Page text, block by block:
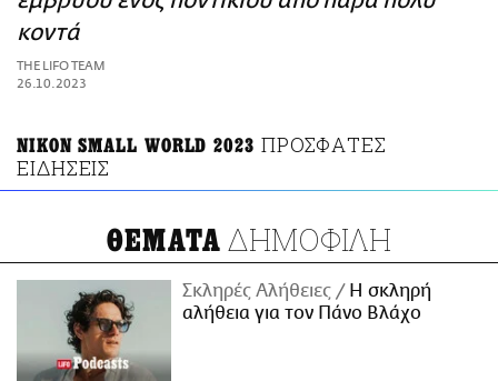
ΑΜΠΑ
PRINT
κοντά
THE LIFO TEAM
26.10.2023
NIKON SMALL WORLD 2023 ΠΡΟΣΦΑΤΕΣ
ΕΙΔΗΣΕΙΣ
ΘΕΜΑΤΑ ΔΗΜΟΦΙΛΗ
Σκληρές Αλήθειες
H σκληρή
αλήθεια για τον Πάνο Βλάχο